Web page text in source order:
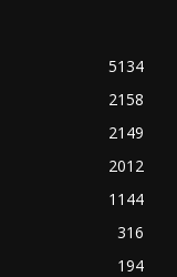
5134
2158
2149
2012
1144
316
194